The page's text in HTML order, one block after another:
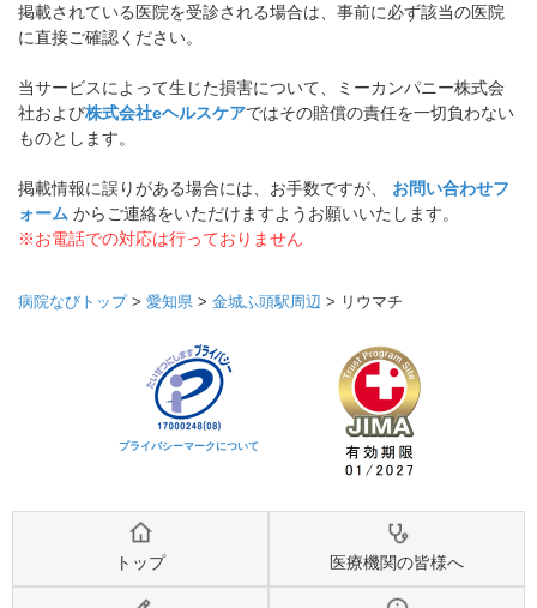
掲載されている医院を受診される場合は、事前に必ず該当の医院
に直接ご確認ください。
当サービスによって生じた損害について、ミーカンパニー株式会
社および株式会社eヘルスケアではその賠償の責任を一切負わない
ものとします。
掲載情報に誤りがある場合には、お手数ですが、 お問い合わせフ
ォーム からご連絡をいただけますようお願いいたします。
※お電話での対応は行っておりません
病院なびトップ> 愛知県 > 金城ふ頭駅周辺 > リウマチ
プライバシーマークについて
トップ 医療機関の皆様へ